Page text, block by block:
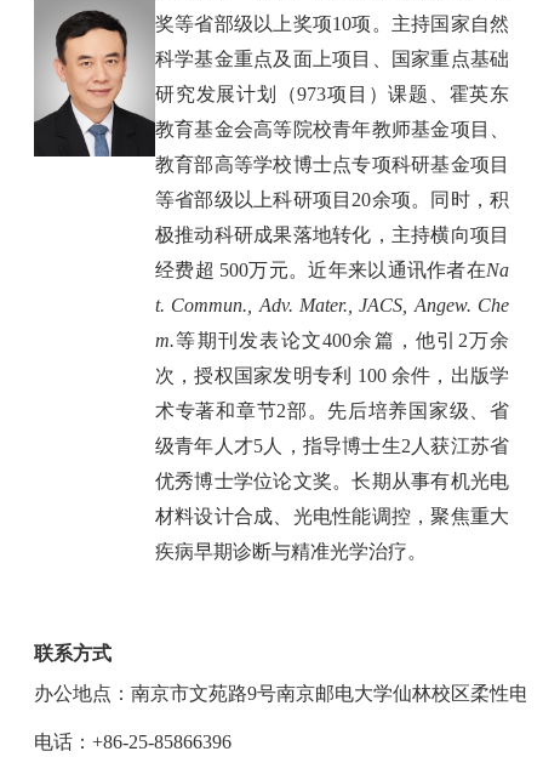
奖等省部级以上奖项10项。主持国家自然
科学基金重点及面上项目、国家重点基础
研究发展计划（973项目）课题、霍英东
教育基金会高等院校青年教师基金项目、
教育部高等学校博士点专项科研基金项目
等省部级以上科研项目 20余项。同时，积
极推动科研成果落地转化，主持横向项目
经费超 500万元。近年来以通讯作者在Na
t. Commun., Adv. Mater., JACS, Angew. Che
m.等期刊发表论文400余篇，他引 2万余
次，授权国家发明专利 100 余件，出版学
术专著和章节2部。先后培养国家级、省
级青年人才5 人，指导博士生2 人获江苏省
优秀博士学位论文奖。长期从事有机光电
材料设计合成、光电性能调控，聚焦重大
疾病早期诊断与精准光学治疗。
联系方式
办公地点：南京市文苑路9号南京邮电大学仙林校区柔性电
电话： +86-25-85866396